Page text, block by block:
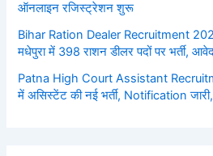
ऑनलाइन रजिस्ट्रेशन शुरू
Bihar Ration Dealer Recruitment
मधेपुरा में 398 राशन डीलर पदों पर भर्ती,
Patna High Court Assistant
में असिस्टेंट की नई भर्ती, Notification